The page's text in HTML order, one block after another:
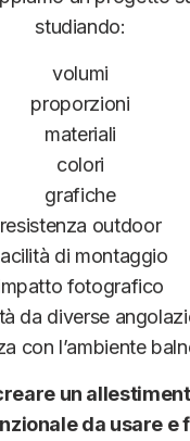
studiando:
volumi
proporzioni
materiali
colori
grafiche
resistenza outdoor
di montaggio
fotografico
da diverse
con l’ambiente
un
da usare e